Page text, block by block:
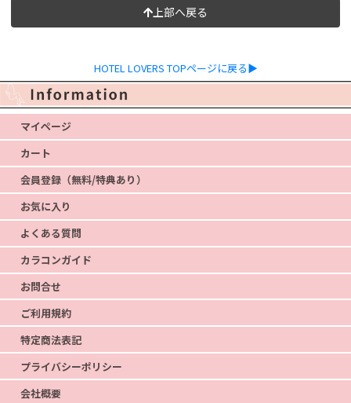
上部へ戻る
HOTEL LOVERS TOPページに戻る▶
マイページ
カート
会員登録（無料/特典あり）
お気に入り
よくある質問
カラコンガイド
お問合せ
ご利用規約
特定商法表記
プライバシーポリシー
会社概要